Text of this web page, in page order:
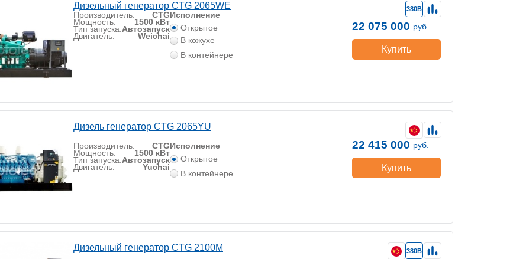
Дизельный генератор CTG 2065WE
Производитель: CTG
Мощность: 1500 кВт
Тип запуска:Автозапуск
Двигатель: Weichai
Исполнение
Открытое
В кожухе
В контейнере
380В
22 075 000 руб.
Купить
Дизель генератор CTG 2065YU
Производитель: CTG
Мощность: 1500 кВт
Тип запуска:Автозапуск
Двигатель: Yuchai
Исполнение
Открытое
В контейнере
22 415 000 руб.
Купить
Дизельный генератор CTG 2100M 380В